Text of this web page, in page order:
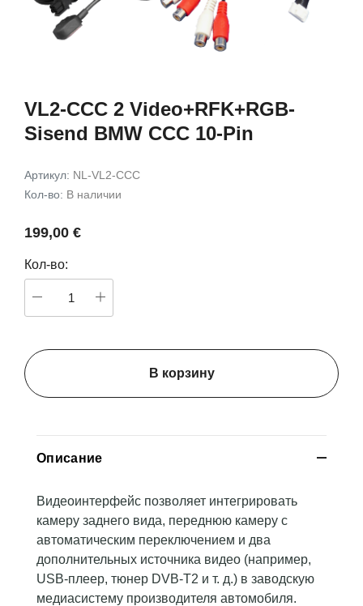
VL2-CCC 2 Video+RFK+RGB-
Sisend BMW CCC 10-Pin
Артикул: NL-VL2-CCC
Кол-во: В наличии
199,00 €
Кол-во:
В корзину
Описание
Видеоинтерфейс позволяет интегрировать
камеру заднего вида, переднюю камеру с
автоматическим переключением и два
дополнительных источника видео (например,
USB-плеер, тюнер DVB-T2 и т. д.) в заводскую
медиасистему производителя автомобиля.
CarPlay
Auto и CarPlay